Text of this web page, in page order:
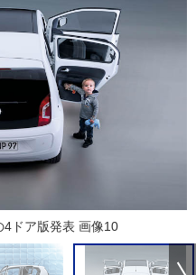
ドア版発表 画像10